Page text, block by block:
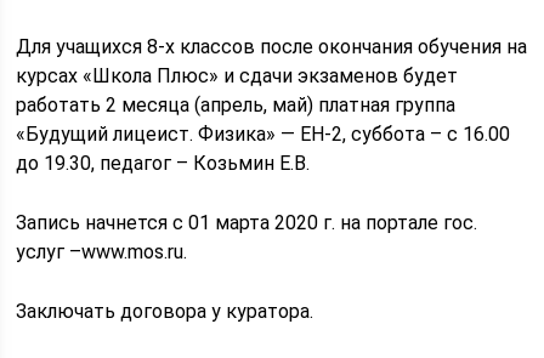
Для учащихся 8-х классов после окончания обучения на
курсах «Школа Плюс» и сдачи экзаменов будет
работать 2 месяца (апрель, май) платная группа
«Будущий лицеист. Физика» — ЕН-2, суббота – с 16.00
до 19.30, педагог – Козьмин Е.В.
Запись начнется с 01 марта 2020 г. на портале гос.
услуг –www.mos.ru.
Заключать договора у куратора.